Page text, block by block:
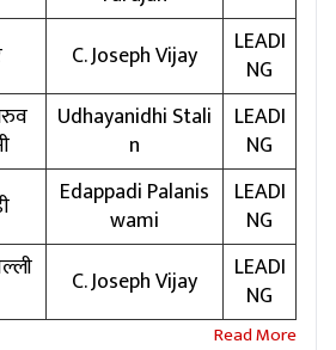
C. Joseph Vijay
LEADI
NG
Udhayanidhi Stali
n
LEADI
NG
Edappadi Palanis
wami
LEADI
NG
C. Joseph Vijay
LEADI
NG